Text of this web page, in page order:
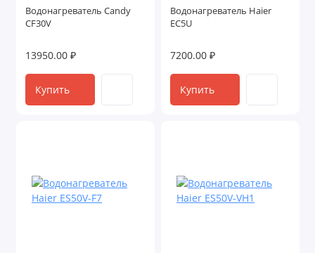
Водонагреватель Candy
CF30V
13950.00 ₽
Купить
Водонагреватель Haier
EC5U
7200.00 ₽
Купить